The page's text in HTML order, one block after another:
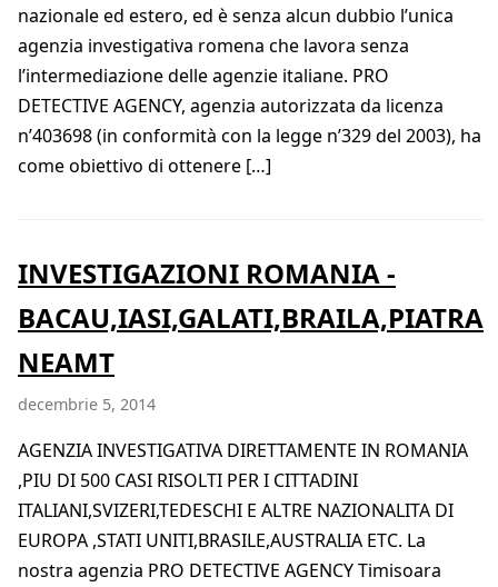
nazionale ed estero, ed è senza alcun dubbio l’unica
agenzia investigativa romena che lavora senza
l’intermediazione delle agenzie italiane. PRO
DETECTIVE AGENCY, agenzia autorizzata da licenza
n’403698 (in conformità con la legge n’329 del 2003), ha
come obiettivo di ottenere […]
INVESTIGAZIONI ROMANIA -
BACAU,IASI,GALATI,BRAILA,PIATRA
NEAMT
decembrie 5, 2014
AGENZIA INVESTIGATIVA DIRETTAMENTE IN ROMANIA
,PIU DI 500 CASI RISOLTI PER I CITTADINI
ITALIANI,SVIZERI,TEDESCHI E ALTRE NAZIONALITA DI
EUROPA ,STATI UNITI,BRASILE,AUSTRALIA ETC. La
nostra agenzia PRO DETECTIVE AGENCY Timisoara